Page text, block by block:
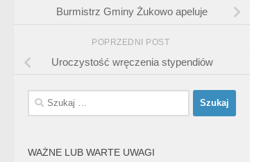
Burmistrz Gminy Żukowo apeluje
POPRZEDNI POST
Uroczystość wręczenia stypendiów
Szukaj:
WAŻNE LUB WARTE UWAGI